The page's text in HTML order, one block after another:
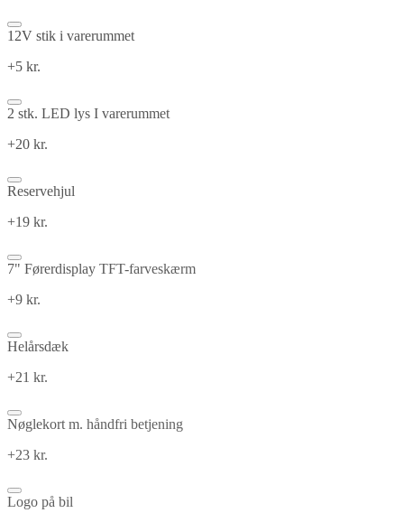
12V stik i varerummet
+5 kr.
2 stk. LED lys I varerummet
+20 kr.
Reservehjul
+19 kr.
7" Førerdisplay TFT-farveskærm
+9 kr.
Helårsdæk
+21 kr.
Nøglekort m. håndfri betjening
+23 kr.
Logo på bil